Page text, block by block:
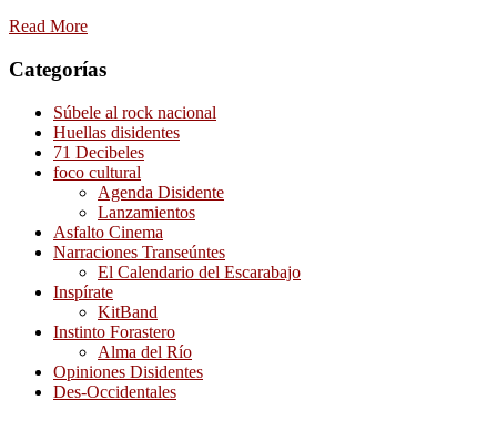
Read More
Categorías
Súbele al rock nacional
Huellas disidentes
71 Decibeles
foco cultural
Agenda Disidente
Lanzamientos
Asfalto Cinema
Narraciones Transeúntes
El Calendario del Escarabajo
Inspírate
KitBand
Instinto Forastero
Alma del Río
Opiniones Disidentes
Des-Occidentales